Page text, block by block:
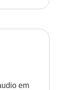
em